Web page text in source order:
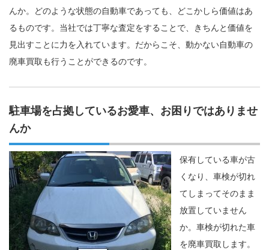
んか。どのような状態の自動車であっても、どこかしら価値はあ
るものです。当社では丁寧な査定をすることで、きちんと価値を
見出すことに力を入れています。だからこそ、動かない自動車の
廃車買取も行うことができるのです。
駐車場を占拠しているお愛車、お困りではありませ
んか
保有している車が古
くなり、車検が切れ
てしまってそのまま
放置していません
か。車検が切れた車
を廃車買取します。